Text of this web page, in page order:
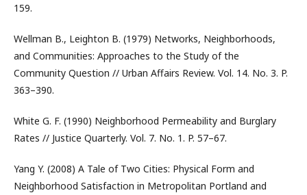
159.
Wellman B., Leighton B. (1979) Networks, Neighborhoods,
and Communities: Approaches to the Study of the
Community Question // Urban Affairs Review. Vol. 14. No. 3. P.
363–390.
White G. F. (1990) Neighborhood Permeability and Burglary
Rates // Justice Quarterly. Vol. 7. No. 1. P. 57–67.
Yang Y. (2008) A Tale of Two Cities: Physical Form and
Neighborhood Satisfaction in Metropolitan Portland and